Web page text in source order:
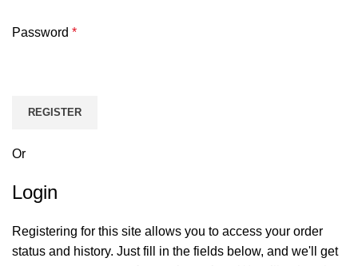
Password *
REGISTER
Or
Login
Registering for this site allows you to access your order
status and history. Just fill in the fields below, and we'll get